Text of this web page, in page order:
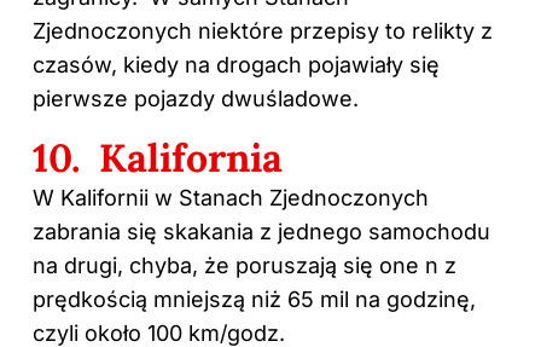
Zjednoczonych niektóre przepisy to relikty z
czasów, kiedy na drogach pojawiały się
pierwsze pojazdy dwuśladowe.
10. Kalifornia
W Kalifornii w Stanach Zjednoczonych
zabrania się skakania z jednego samochodu
na drugi, chyba, że poruszają się one n z
prędkością mniejszą niż 65 mil na godzinę,
czyli około 100 km/godz.